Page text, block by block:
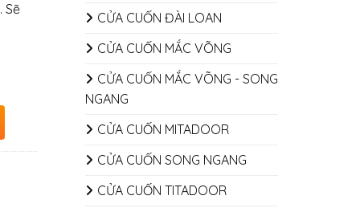
CỬA CUỐN ĐÀI LOAN
CỬA CUỐN MẮC VÕNG
CỬA CUỐN MẮC VÕNG - SONG
NGANG
CỬA CUỐN MITADOOR
CỬA CUỐN SONG NGANG
CỬA CUỐN TITADOOR
Sẽ